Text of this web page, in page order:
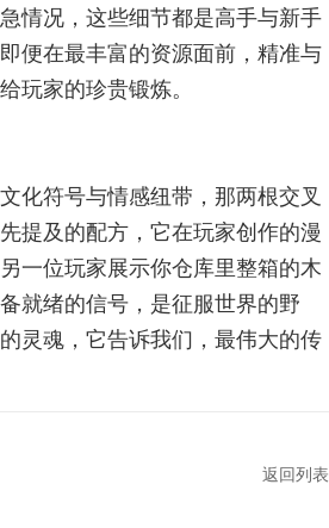
情况，这些细节都是高手与新手
便在最丰富的资源面前，精准与
玩家的珍贵锻炼。
化符号与情感纽带，那两根交叉
提及的配方，它在玩家创作的漫
一位玩家展示你仓库里整箱的木
就绪的信号，是征服世界的野
灵魂，它告诉我们，最伟大的传
返回列表